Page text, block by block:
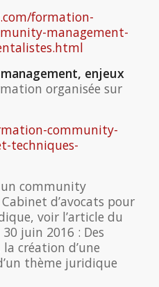
formation-
management-
enjeux
organisée sur
community-
techniques-
community
d’avocats pour
voir l’article du
juin 2016 : Des
création d’une
thème juridique